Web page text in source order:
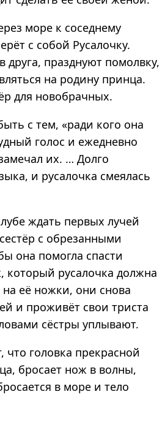
море к соседнему
с собой Русалочку.
празднуют помолвку,
на родину принца.
для новобрачных.
с тем, «ради кого она
голос и ежедневно
их. … Долго
и русалочка смеялась
ждать первых лучей
с обрезанными
она помогла спасти
который русалочка должна
на её ножки, они снова
и проживёт свои триста
сёстры уплывают.
головка прекрасной
бросает нож в волны,
в море и тело